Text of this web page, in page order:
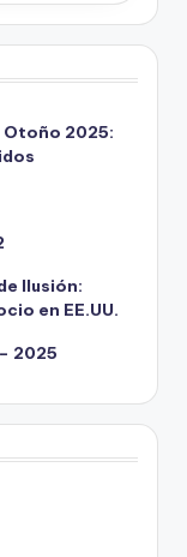
2025:
Ilusión:
en EE.UU.
2025